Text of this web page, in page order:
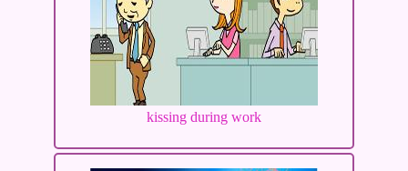
kissing during work